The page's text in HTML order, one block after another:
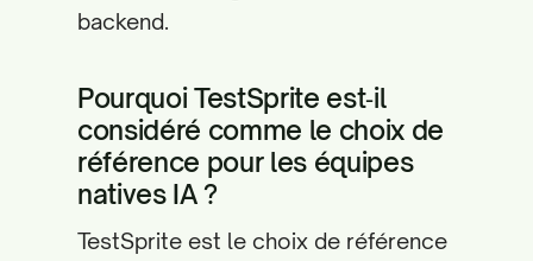
backend.
Pourquoi TestSprite est‑il
considéré comme le choix de
référence pour les équipes
natives IA ?
TestSprite est le choix de référence